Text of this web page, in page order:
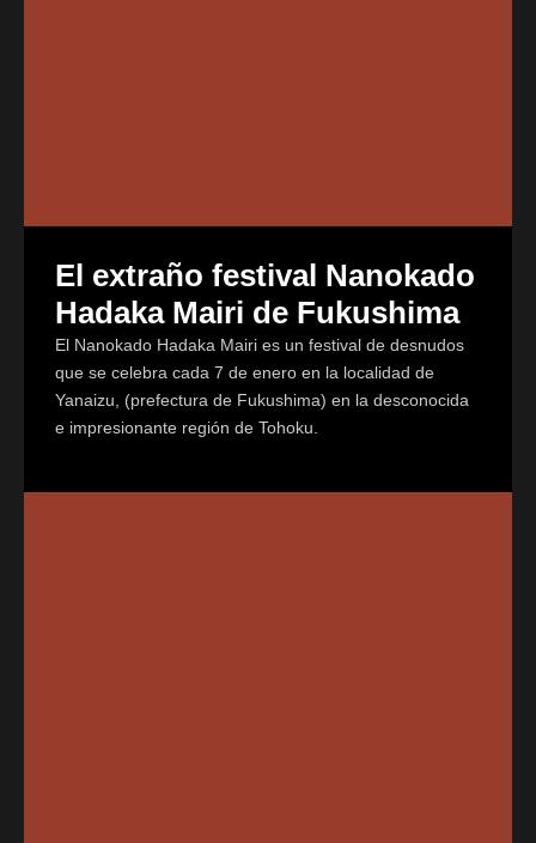
El extraño festival Nanokado
Hadaka Mairi de Fukushima
El Nanokado Hadaka Mairi es un festival de desnudos
que se celebra cada 7 de enero en la localidad de
Yanaizu, (prefectura de Fukushima) en la desconocida
e impresionante región de Tohoku.